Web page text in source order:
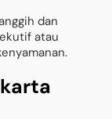
dan
atau